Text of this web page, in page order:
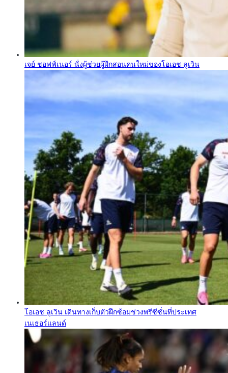
เจย์ ชอฟฟ์เนอร์ นั่งผู้ช่วยผู้ฝึกสอนคนใหม่ของโอเอช ลูเวิน
โอเอช ลูเวิน เดินทางเก็บตัวฝึกซ้อมช่วงพรีซีซั่นที่ประเทศ
เนเธอร์แลนด์